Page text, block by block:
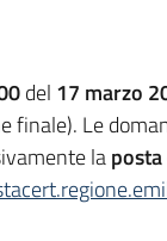
del 17 marzo
finale). Le
la